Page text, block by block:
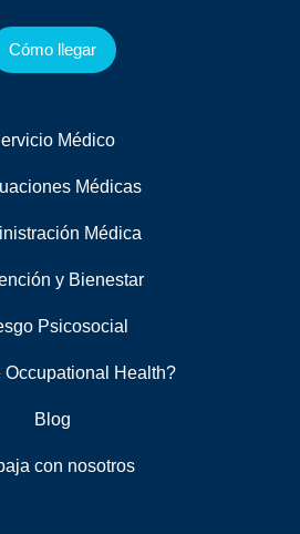
Cómo llegar
Médico
Médicas
Médica
y Bienestar
Psicosocial
Occupational Health?
Blog
con nosotros